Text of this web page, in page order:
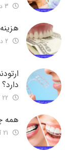
دارد؟
همه